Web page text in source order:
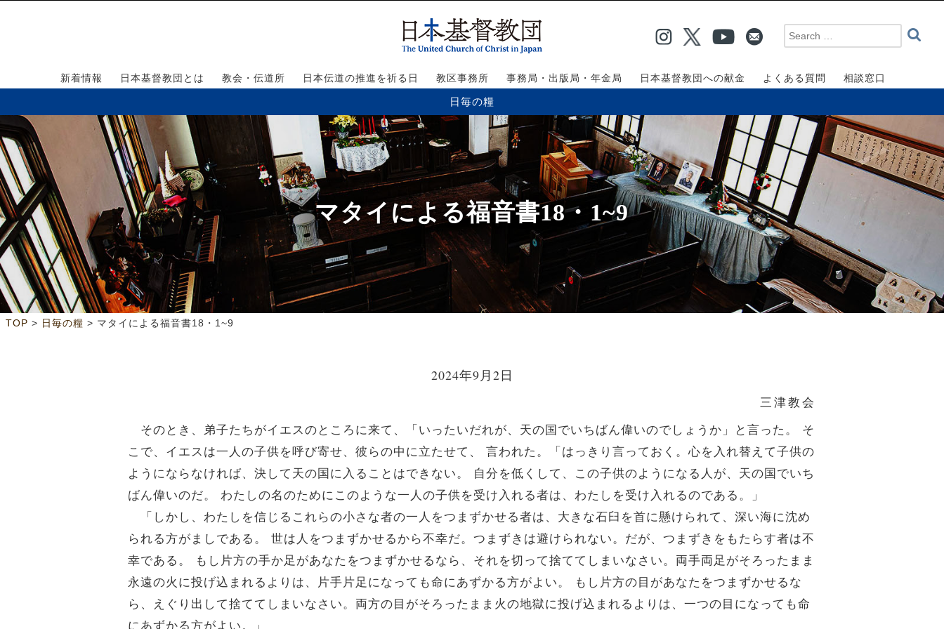
新着情報 日本基督教団とは 教会・伝道所 日本伝道の推進を祈る日 教区事務所 事務局・出版局・年金局 日本基督教団への献金 よくある質問 相談窓口
日毎の糧
マタイによる福音書18・1~9
TOP > 日毎の糧 > マタイによる福音書18・1~9
2024年9月2日
三津教会
そのとき、弟子たちがイエスのところに来て、「いったいだれが、天の国でいちばん偉いのでしょうか」と言った。
そ
こで、イエスは一人の子供を呼び寄せ、彼らの中に立たせて、
言われた。「はっきり言っておく。心を入れ替えて子供の
ようにならなければ、決して天の国に入ることはできない。
自分を低くして、この子供のようになる人が、天の国でいち
ばん偉いのだ。
わたしの名のためにこのような一人の子供を受け入れる者は、わたしを受け入れるのである。」
「しかし、わたしを信じるこれらの小さな者の一人をつまずかせる者は、大きな石臼を首に懸けられて、深い海に沈め
られる方がましである。
世は人をつまずかせるから不幸だ。つまずきは避けられない。だが、つまずきをもたらす者は不
幸である。
もし片方の手か足があなたをつまずかせるなら、それを切って捨ててしまいなさい。両手両足がそろったまま
永遠の火に投げ込まれるよりは、片手片足になっても命にあずかる方がよい。
もし片方の目があなたをつまずかせるな
ら、えぐり出して捨ててしまいなさい。両方の目がそろったまま火の地獄に投げ込まれるよりは、一つの目になっても命
にあずかる方がよい。」